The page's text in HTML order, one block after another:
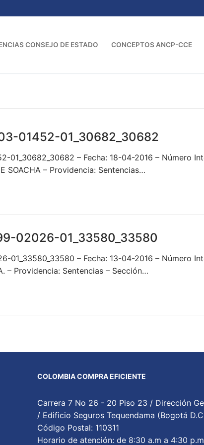
CONSEJO DE ESTADO CONCEPTOS ANCP-CCE
01452-01_30682_30682
– Fecha: 18-04-2016 – Número
SOACHA – Providencia: Sentencias…
02026-01_33580_33580
– Fecha: 13-04-2016 – Número
– Providencia: Sentencias – Sección…
COLOMBIA COMPRA EFICIENTE
Carrera 7 No 26 - 20 Piso 23 / Dirección
/ Edificio Seguros Tequendama (Bogotá
Código Postal: 110311
Horario de atención: de 8:30 a.m a 4:30